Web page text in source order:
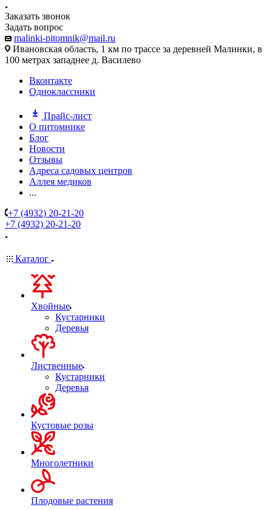
Заказать звонок
Задать вопрос
malinki-pitomnik@mail.ru
Ивановская область, 1 км по трассе за деревней Малинки, в
100 метрах западнее д. Василево
Вконтакте
Одноклассники
Прайс-лист
О питомнике
Блог
Новости
Отзывы
Адреса садовых центров
Аллея медиков
...
+7 (4932) 20-21-20
+7 (4932) 20-21-20
Каталог
Хвойные
Кустарники
Деревья
Лиственные
Кустарники
Деревья
Кустовые розы
Многолетники
Плодовые растения